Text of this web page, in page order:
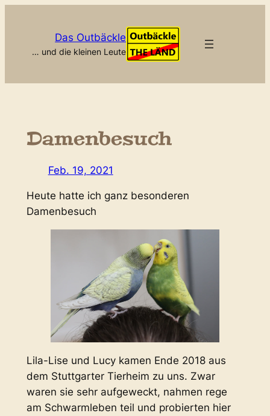
Das Outbäckle
… und die kleinen Leute
Damenbesuch
Feb. 19, 2021
Heute hatte ich ganz besonderen
Damenbesuch
Lila-Lise und Lucy kamen Ende 2018 aus
dem Stuttgarter Tierheim zu uns. Zwar
waren sie sehr aufgeweckt, nahmen rege
am Schwarmleben teil und probierten hier